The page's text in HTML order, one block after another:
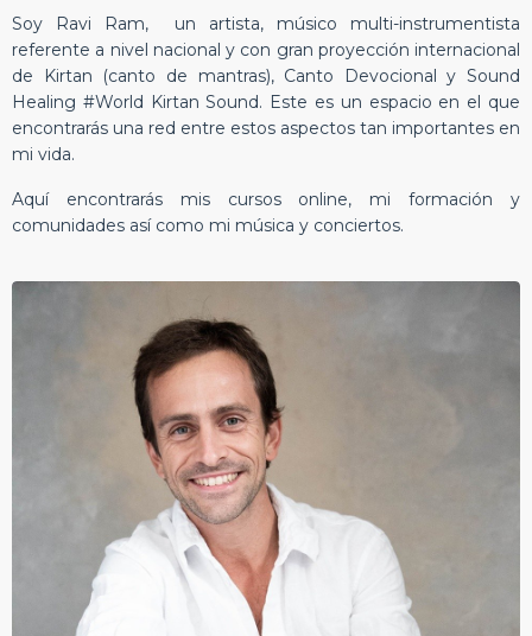
Soy Ravi Ram, un artista, músico multi-instrumentista
referente a nivel nacional y con gran proyección internacional
de Kirtan (canto de mantras), Canto Devocional y Sound
Healing #World Kirtan Sound. Este es un espacio en el que
encontrarás una red entre estos aspectos tan importantes en
mi vida.
Aquí encontrarás mis cursos online, mi formación y
comunidades así como mi música y conciertos.